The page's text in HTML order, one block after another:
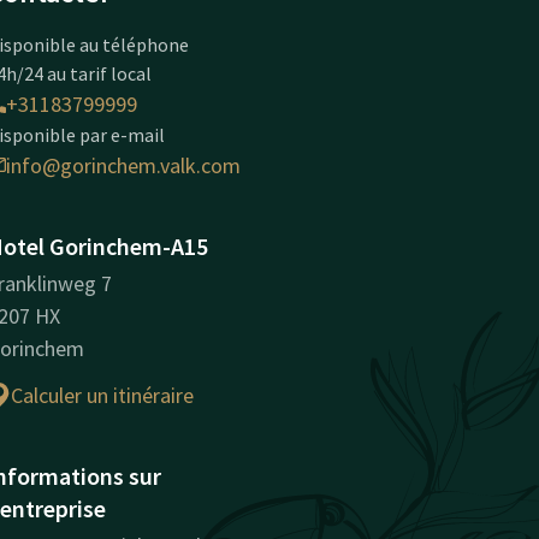
au téléphone
24 au tarif local
+31183799999
par e-mail
info@gorinchem.valk.com
Gorinchem-A15
7
HX
Calculer un itinéraire
sur